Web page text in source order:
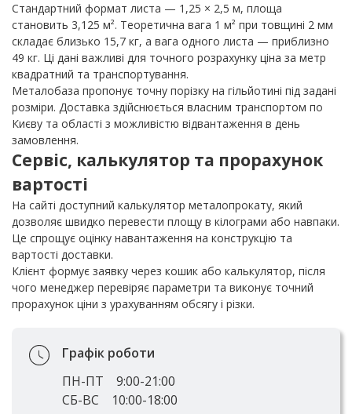
Стандартний формат листа — 1,25 × 2,5 м, площа
становить 3,125 м². Теоретична вага 1 м² при товщині 2 мм
складає близько 15,7 кг, а вага одного листа — приблизно
49 кг. Ці дані важливі для точного розрахунку ціна за метр
квадратний та транспортування.
Металобаза пропонує точну порізку на гільйотині під задані
розміри. Доставка здійснюється власним транспортом по
Києву та області з можливістю відвантаження в день
замовлення.
Сервіс, калькулятор та прорахунок
вартості
На сайті доступний калькулятор металопрокату, який
дозволяє швидко перевести площу в кілограми або навпаки.
Це спрощує оцінку навантаження на конструкцію та
вартості доставки.
Клієнт формує заявку через кошик або калькулятор, після
чого менеджер перевіряє параметри та виконує точний
прорахунок ціни з урахуванням обсягу і різки.
Графік роботи
ПН-ПТ
9:00-21:00
СБ-ВС
10:00-18:00